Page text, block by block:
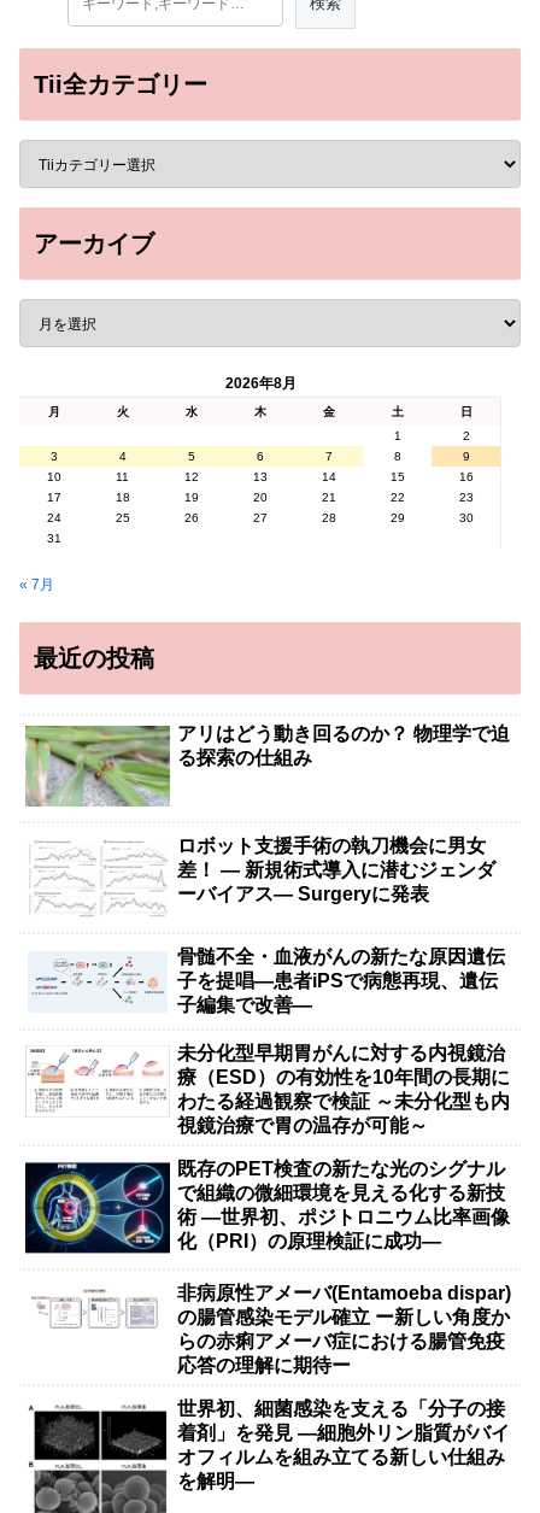
Tii全カテゴリー
アーカイブ
2026年8月
月 火 水 木 金 土
日
1
2
3
4 5 6 7 8
9
10
11 12 13 14 15
16
17
18 19 20 21 22
23
24
25 26 27 28 29
30
31
« 7月
最近の投稿
アリはどう動き回るのか？ 物理学で迫
る探索の仕組み
ロボット支援手術の執刀機会に男女
差！ — 新規術式導入に潜むジェンダ
ーバイアス— Surgeryに発表
骨髄不全・血液がんの新たな原因遺伝
子を提唱―患者iPSで病態再現、遺伝
子編集で改善―
未分化型早期胃がんに対する内視鏡治
療（ESD）の有効性を10年間の長期に
わたる経過観察で検証 ～未分化型も内
視鏡治療で胃の温存が可能～
既存のPET検査の新たな光のシグナル
で組織の微細環境を見える化する新技
術 ―世界初、ポジトロニウム比率画像
化（PRI）の原理検証に成功―
非病原性アメーバ(Entamoeba dispar)
の腸管感染モデル確立 ー新しい角度か
らの赤痢アメーバ症における腸管免疫
応答の理解に期待ー
世界初、細菌感染を支える「分子の接
着剤」を発見 ―細胞外リン脂質がバイ
オフィルムを組み立てる新しい仕組み
を解明―